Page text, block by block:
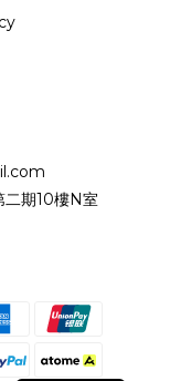
二期10樓N室